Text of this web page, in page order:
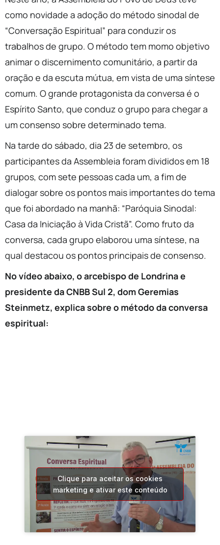
como novidade a adoção do método sinodal de
“Conversação Espiritual” para conduzir os
trabalhos de grupo. O método tem momo objetivo
animar o discernimento comunitário, a partir da
oração e da escuta mútua, em vista de uma síntese
comum. O grande protagonista da conversa é o
Espírito Santo, que conduz o grupo para chegar a
um consenso sobre determinado tema.
Na tarde do sábado, dia 23 de setembro, os
participantes da Assembleia foram divididos em 18
grupos, com sete pessoas cada um, a fim de
dialogar sobre os pontos mais importantes do tema
que foi abordado na manhã: “Paróquia Sinodal:
Casa da Iniciação à Vida Cristã”. Como fruto da
conversa, cada grupo elaborou uma síntese, na
qual destacou os pontos principais de consenso.
No vídeo abaixo, o arcebispo de Londrina e
presidente da CNBB Sul 2, dom Geremias
Steinmetz, explica sobre o método da conversa
espiritual:
Clique para aceitar os cookies
marketing e ativar este conteúdo